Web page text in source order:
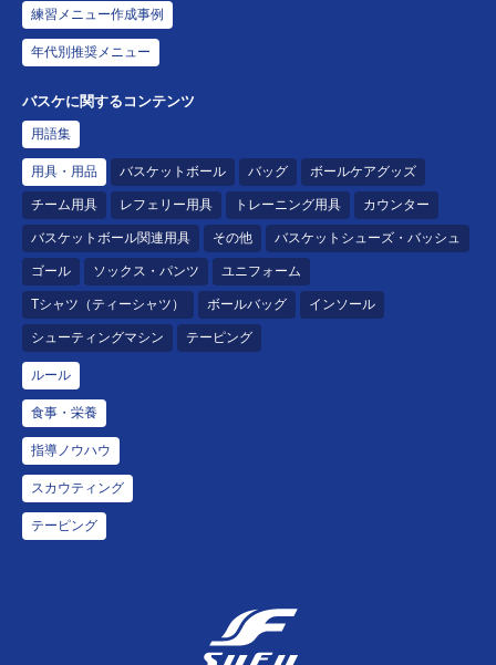
練習メニュー作成事例
年代別推奨メニュー
バスケに関するコンテンツ
用語集
用具・用品 バスケットボール バッグ ボールケアグッズ
チーム用具 レフェリー用具 トレーニング用具 カウンター
バスケットボール関連用具 その他 バスケットシューズ・バッシュ
ゴール ソックス・パンツ ユニフォーム
Tシャツ（ティーシャツ） ボールバッグ インソール
シューティングマシン テーピング
ルール
食事・栄養
指導ノウハウ
スカウティング
テーピング